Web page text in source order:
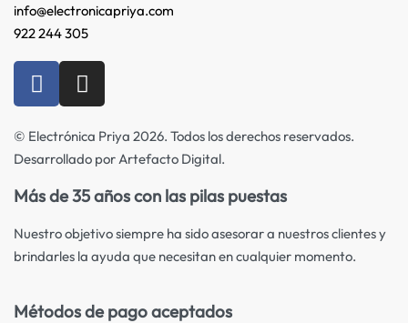
info@electronicapriya.com
922 244 305
© Electrónica Priya 2026. Todos los derechos reservados.
Desarrollado por Artefacto Digital.
Más de 35 años con las pilas puestas
Nuestro objetivo siempre ha sido asesorar a nuestros clientes y
brindarles la ayuda que necesitan en cualquier momento.
Métodos de pago aceptados